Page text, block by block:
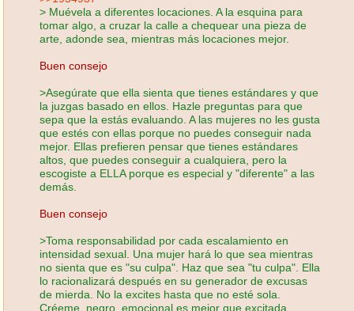
> Muévela a diferentes locaciones. A la esquina para
tomar algo, a cruzar la calle a chequear una pieza de
arte, adonde sea, mientras más locaciones mejor.
Buen consejo
>Asegúrate que ella sienta que tienes estándares y que
la juzgas basado en ellos. Hazle preguntas para que
sepa que la estás evaluando. A las mujeres no les gusta
que estés con ellas porque no puedes conseguir nada
mejor. Ellas prefieren pensar que tienes estándares
altos, que puedes conseguir a cualquiera, pero la
escogiste a ELLA porque es especial y "diferente" a las
demás.
Buen consejo
>Toma responsabilidad por cada escalamiento en
intensidad sexual. Una mujer hará lo que sea mientras
no sienta que es "su culpa". Haz que sea "tu culpa". Ella
lo racionalizará después en su generador de excusas
de mierda. No la excites hasta que no esté sola.
Créeme, negro, emocional es mejor que excitada.